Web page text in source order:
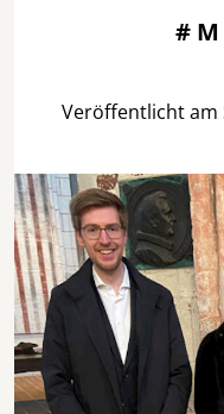
#
Veröffentlicht am